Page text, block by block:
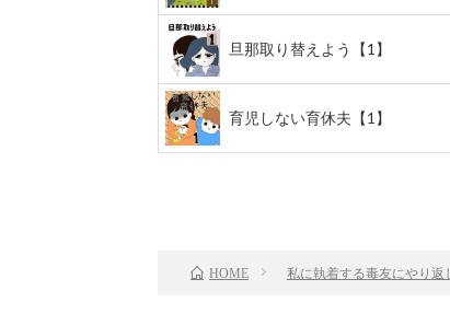
旦那取り替えよう【1】
育児しない育休夫【1】
HOME 私に執着する毒友にやり返